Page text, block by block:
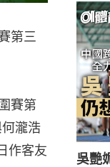
第三
賽第
瀧浩
作客友
吳艷